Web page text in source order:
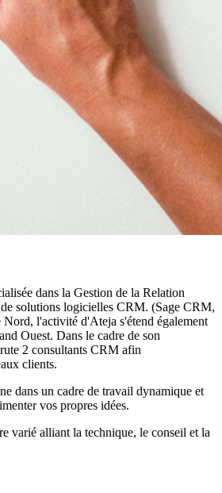
dans la Gestion de la Relation
solutions logicielles CRM. (Sage CRM,
l'activité d'Ateja s'étend également
Ouest. Dans le cadre de son
2 consultants CRM afin
clients.
dans un cadre de travail dynamique et
vos propres idées.
varié alliant la technique, le conseil et la